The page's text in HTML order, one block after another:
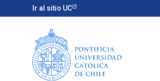
Ir al sitio UC